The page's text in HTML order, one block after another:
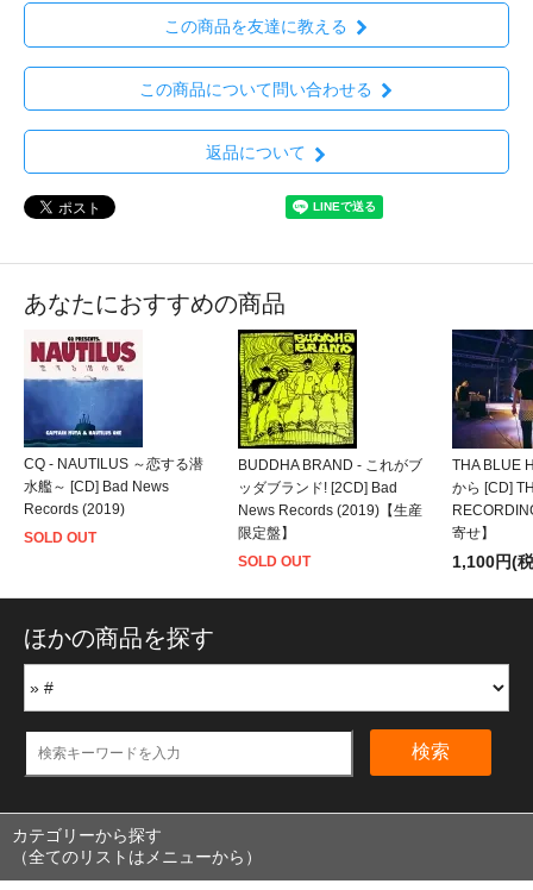
この商品を友達に教える
この商品について問い合わせる
返品について
あなたにおすすめの商品
CQ - NAUTILUS ～恋する潜
水艦～ [CD] Bad News
Records (2019)
SOLD OUT
BUDDHA BRAND - これがブ
ッダブランド! [2CD] Bad
News Records (2019)【生産
限定盤】
SOLD OUT
THA BLUE
から [CD]
寄せ】
1,100円(
ほかの商品を探す
検索
カテゴリーから探す
（全てのリストはメニューから）